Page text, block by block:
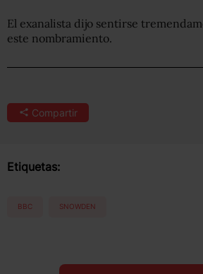
El exanalista dijo sentirse
este nombramiento.
Compartir
Etiquetas:
BBC SNOWDEN